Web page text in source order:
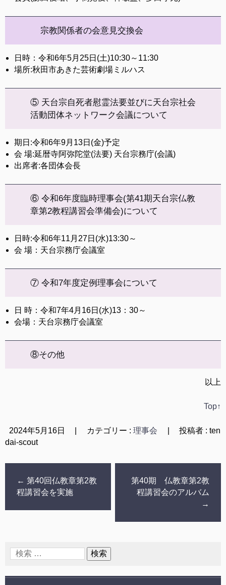
宗教関係者の会意見交換会
日時：令和6年5月25日(土)10:30～11:30
場所:秋田市あきた芸術劇場ミルハス
⑤ 天台宗自死者慰霊法要並びに天台宗社会
活動団体ネットワーク会議について
期日:令和6年9月13日(金)予定
会 場:延暦寺阿弥陀堂(法要) 天台宗務庁(会議)
出席者:各団体会長
⑥ 令和6年度臨時理事会(第41期天台宗仏教
章第2教程講習会準備会)について
日時:令和6年11月27日(水)13:30～
会 場：天台宗務庁会議室
⑦ 令和7年度定例理事会について
日 時：令和7年4月16日(水)13：30～
会場：天台宗務庁会議室
⑧その他
以上
Top↑
2024年5月16日 カテゴリー : 理事会
投稿者 : ten
dai-scout
← 第40回仏教章第2教
程講習会を実施
第40期 仏教章第2教
程講習会のアルバム
→